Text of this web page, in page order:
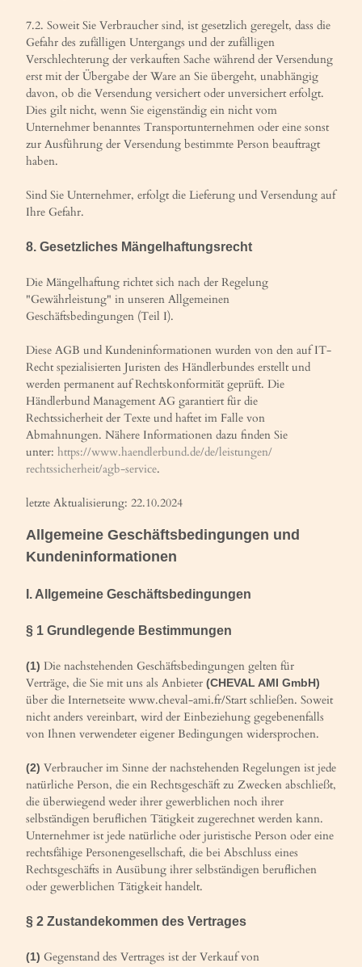
7.2. Soweit Sie Verbraucher sind, ist gesetzlich geregelt, dass die
Gefahr des zufälligen Untergangs und der zufälligen
Verschlechterung der verkauften Sache während der Versendung
erst mit der Übergabe der Ware an Sie übergeht, unabhängig
davon, ob die Versendung versichert oder unversichert erfolgt.
Dies gilt nicht, wenn Sie eigenständig ein nicht vom
Unternehmer benanntes Transportunternehmen oder eine sonst
zur Ausführung der Versendung bestimmte Person beauftragt
haben.
Sind Sie Unternehmer, erfolgt die Lieferung und Versendung auf
Ihre Gefahr.
8. Gesetzliches Mängelhaftungsrecht
Die Mängelhaftung richtet sich nach der Regelung
"Gewährleistung" in unseren Allgemeinen
Geschäftsbedingungen (Teil I).
Diese AGB und Kundeninformationen wurden von den auf IT-
Recht spezialisierten Juristen des Händlerbundes erstellt und
werden permanent auf Rechtskonformität geprüft. Die
Händlerbund Management AG garantiert für die
Rechtssicherheit der Texte und haftet im Falle von
Abmahnungen. Nähere Informationen dazu finden Sie
unter: https://www.haendlerbund.de/de/leistungen/
rechtssicherheit/agb-service.
letzte Aktualisierung: 22.10.2024
Allgemeine Geschäftsbedingungen und
Kundeninformationen
I. Allgemeine Geschäftsbedingungen
§ 1 Grundlegende Bestimmungen
(1) Die nachstehenden Geschäftsbedingungen gelten für
Verträge, die Sie mit uns als Anbieter (CHEVAL AMI GmbH)
über die Internetseite www.cheval-ami.fr/Start schließen. Soweit
nicht anders vereinbart, wird der Einbeziehung gegebenenfalls
von Ihnen verwendeter eigener Bedingungen widersprochen.
(2) Verbraucher im Sinne der nachstehenden Regelungen ist jede
natürliche Person, die ein Rechtsgeschäft zu Zwecken abschließt,
die überwiegend weder ihrer gewerblichen noch ihrer
selbständigen beruflichen Tätigkeit zugerechnet werden kann.
Unternehmer ist jede natürliche oder juristische Person oder eine
rechtsfähige Personengesellschaft, die bei Abschluss eines
Rechtsgeschäfts in Ausübung ihrer selbständigen beruflichen
oder gewerblichen Tätigkeit handelt.
§ 2 Zustandekommen des Vertrages
(1) Gegenstand des Vertrages ist der Verkauf von